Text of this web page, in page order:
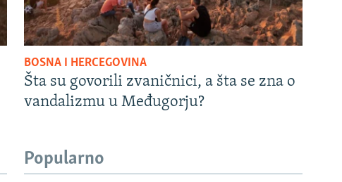
BOSNA I HERCEGOVINA
Šta su govorili zvaničnici, a šta se zna o
vandalizmu u Međugorju?
Popularno